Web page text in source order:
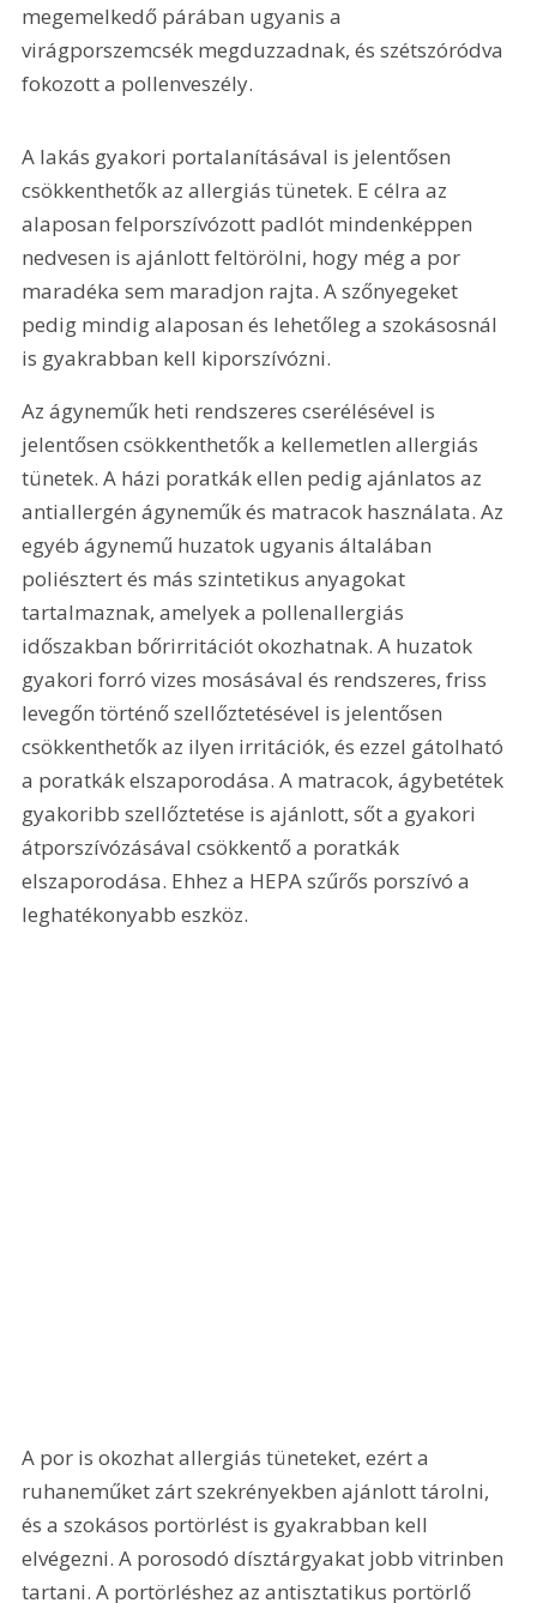
megemelkedő párában ugyanis a
virágporszemcsék megduzzadnak, és szétszóródva
fokozott a pollenveszély.
A lakás gyakori portalanításával is jelentősen
csökkenthetők az allergiás tünetek. E célra az
alaposan felporszívózott padlót mindenképpen
nedvesen is ajánlott feltörölni, hogy még a por
maradéka sem maradjon rajta. A szőnyegeket
pedig mindig alaposan és lehetőleg a szokásosnál
is gyakrabban kell kiporszívózni.
Az ágyneműk heti rendszeres cserélésével is
jelentősen csökkenthetők a kellemetlen allergiás
tünetek. A házi poratkák ellen pedig ajánlatos az
antiallergén ágyneműk és matracok használata. Az
egyéb ágynemű huzatok ugyanis általában
poliésztert és más szintetikus anyagokat
tartalmaznak, amelyek a pollenallergiás
időszakban bőrirritációt okozhatnak. A huzatok
gyakori forró vizes mosásával és rendszeres, friss
levegőn történő szellőztetésével is jelentősen
csökkenthetők az ilyen irritációk, és ezzel gátolható
a poratkák elszaporodása. A matracok, ágybetétek
gyakoribb szellőztetése is ajánlott, sőt a gyakori
átporszívózásával csökkentő a poratkák
elszaporodása. Ehhez a HEPA szűrős porszívó a
leghatékonyabb eszköz.
A por is okozhat allergiás tüneteket, ezért a
ruhaneműket zárt szekrényekben ajánlott tárolni,
és a szokásos portörlést is gyakrabban kell
elvégezni. A porosodó dísztárgyakat jobb vitrinben
tartani. A portörléshez az antisztatikus portörlő